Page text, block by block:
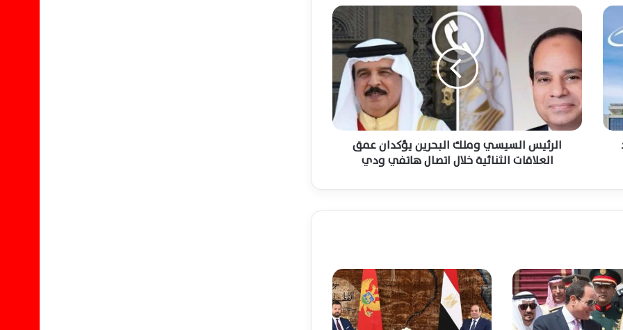
تعزيز التعاون والقضايا الإقليمية المشتركة
الرئيس السيسي يؤكد تضامن مصر مع تونس
ويبحث مع قيس سعيد تطورات المنطقة
المشتركة
اعتبارًا من اليوم الثلاثاء.. قانون إعادة تنظيم
جهاز مستقبل مصر يدخل حيز التنفيذ رسميًا
الجديد
السيسي يصدق على تعديلات جديدة لتعزيز
تمويل منظومة التأمين الصحي الشامل في
ا
ل
ر
ي
س
ا
ل
س
و
ب
ح
ر
ي
الرئيس السيسي وملك البحرين يؤكدان عمق
العلاقات الثنائية خلال اتصال هاتفي ودي